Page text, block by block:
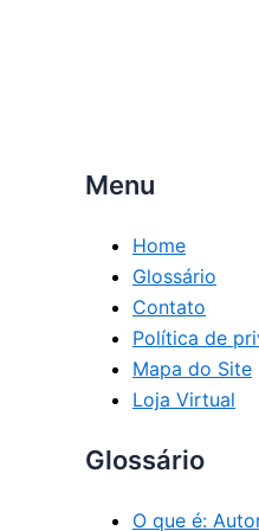
Menu
Home
Glossário
Contato
Política de
Mapa do Site
Loja Virtual
Glossário
O que é: